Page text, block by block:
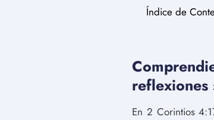
Índice de
En 2 Corintios